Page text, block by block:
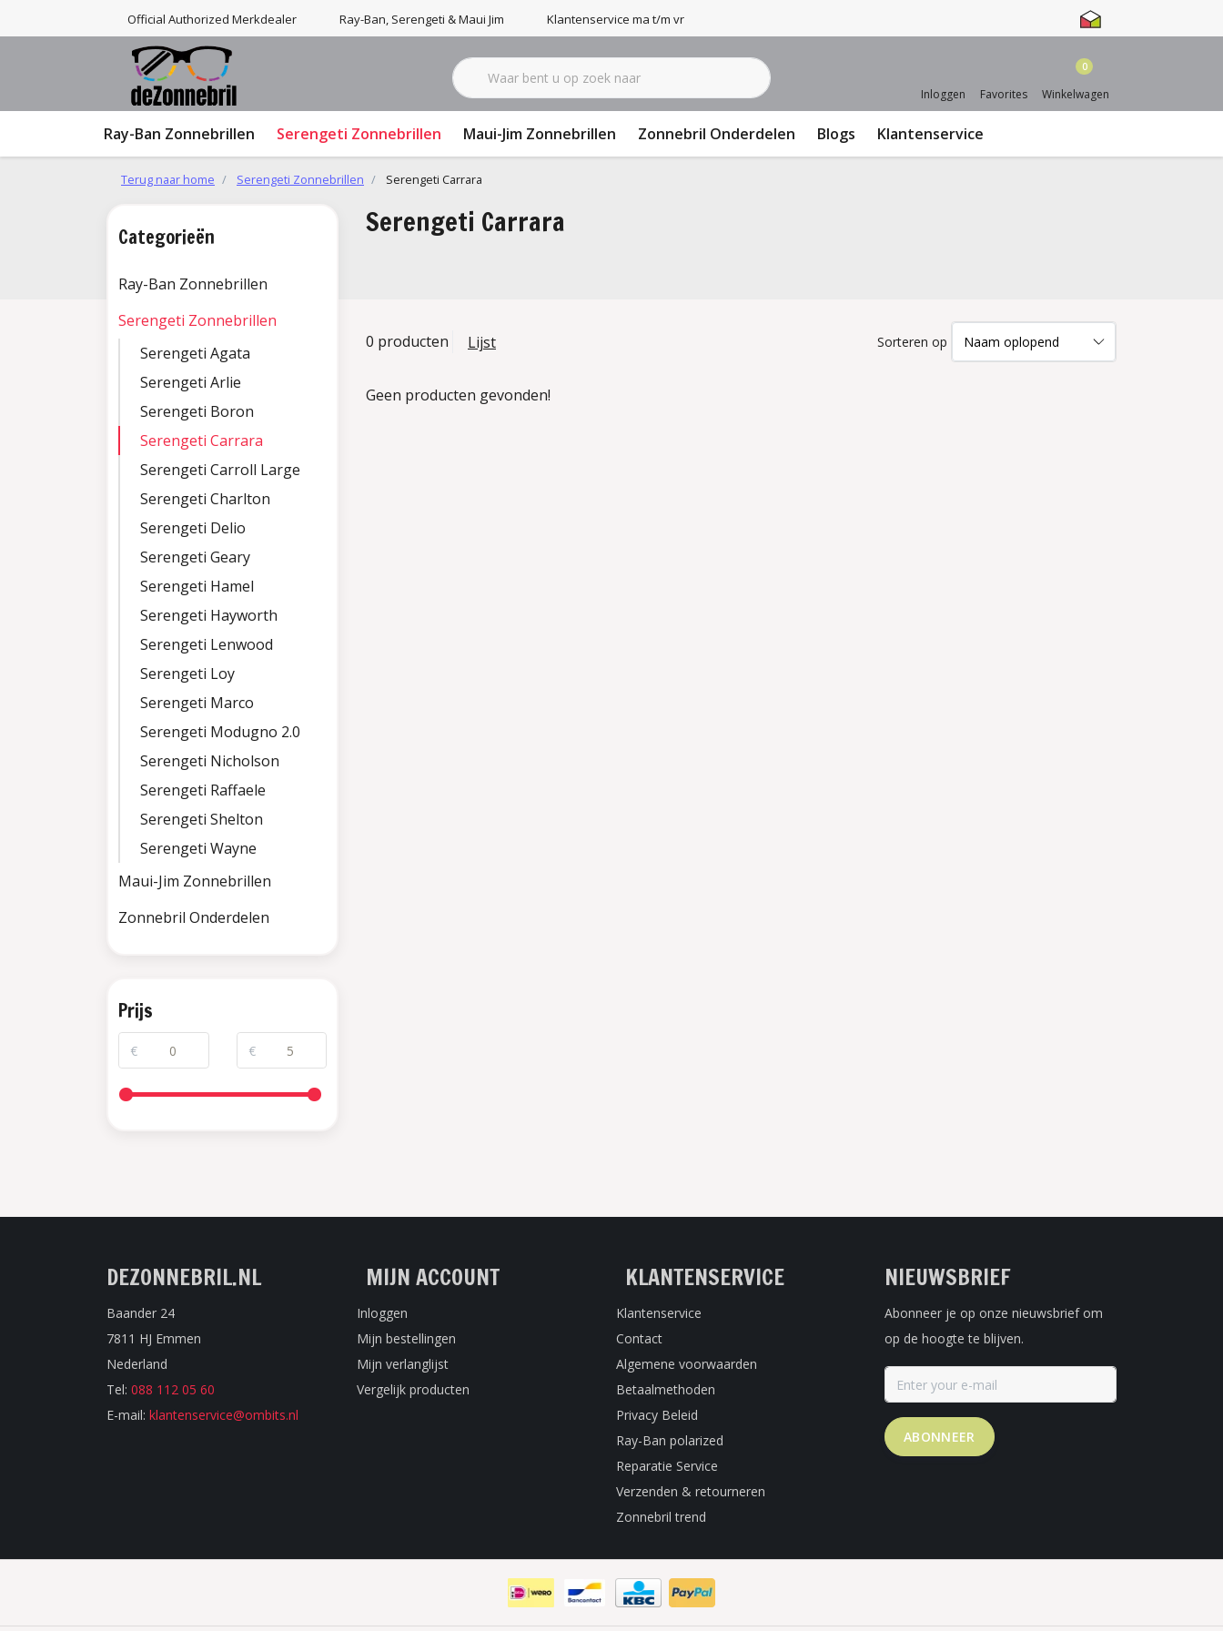
Official Authorized Merkdealer Ray-Ban, Serengeti & Maui Jim Klantenservice ma t/m vr 9-17u
Inloggen Favorites
0
Winkelwagen
Ray-Ban Zonnebrillen Serengeti Zonnebrillen Maui-Jim Zonnebrillen Zonnebril Onderdelen Blogs Klantenservice
Terug naar home Serengeti Zonnebrillen Serengeti Carrara
Serengeti Carrara
0 producten Lijst Sorteren op
Geen producten gevonden!
Categorieën
Ray-Ban Zonnebrillen
Serengeti Zonnebrillen
Serengeti Agata
Serengeti Arlie
Serengeti Boron
Serengeti Carrara
Serengeti Carroll Large
Serengeti Charlton
Serengeti Delio
Serengeti Geary
Serengeti Hamel
Serengeti Hayworth
Serengeti Lenwood
Serengeti Loy
Serengeti Marco
Serengeti Modugno 2.0
Serengeti Nicholson
Serengeti Raffaele
Serengeti Shelton
Serengeti Wayne
Maui-Jim Zonnebrillen
Zonnebril Onderdelen
Prijs
€ €
DEZONNEBRIL.NL
Baander 24
7811 HJ Emmen
Nederland
Tel: 088 112 05 60
E-mail: klantenservice@ombits.nl
MIJN ACCOUNT
Inloggen
Mijn bestellingen
Mijn verlanglijst
Vergelijk producten
KLANTENSERVICE
Klantenservice
Contact
Algemene voorwaarden
Betaalmethoden
Privacy Beleid
Ray-Ban polarized
Reparatie Service
Verzenden & retourneren
Zonnebril trend
NIEUWSBRIEF
Abonneer je op onze nieuwsbrief om
op de hoogte te blijven.
ABONNEER